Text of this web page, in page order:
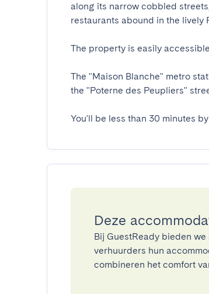
along its narrow cobbled
restaurants abound in the lively
The property is easily
The "Maison Blanche" metro
the "Poterne des Peupliers"
You'll be less than 30 minutes
Deze
Bij GuestReady bieden
verhuurders hun
combineren het comfort